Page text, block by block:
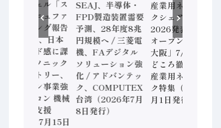
ロックウェル「ス
マートマニュファ
クチャリング報告
書2026」、日本
はスピード感に課
題 / パナソニック
インダストリー、
モーション事業強
化 / オムロン 機械
安全設計支援
（2026年7月15日
SEAJ、半導体・
FPD製造装置需要
予測、28年度8兆
円規模へ / 三菱電
機、FAデジタル
ソリューション強
化 / アドバンテッ
ク、COMPUTEX
台湾（2026年7月
8日発行）
産業用ネットワー
クシェア動向
2026発表 /「産業
オープンネット展
大阪」7/7開催 見
どころ徹底解説 /
産業用ネットワー
ク特集（2026年7
月1日発行）